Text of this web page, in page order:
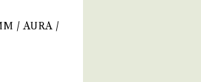
/ AURA /